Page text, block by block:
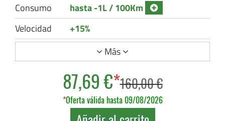
Consumo
hasta -1L / 100Km
Velocidad
+15%
Más
87,69 €*160,00 €
*Oferta válida hasta 09/08/2026